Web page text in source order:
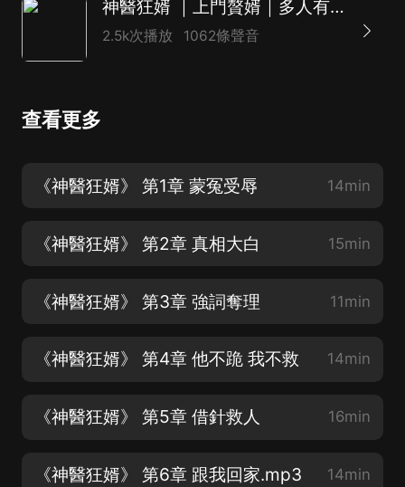
神醫狂婿 ｜上門贅婿｜多人有聲劇
2.5k次播放 1062條聲音
查看更多
《神醫狂婿》 第1章 蒙冤受辱 14min
《神醫狂婿》 第2章 真相大白 15min
《神醫狂婿》 第3章 強詞奪理 11min
《神醫狂婿》 第4章 他不跪 我不救 14min
《神醫狂婿》 第5章 借針救人 16min
《神醫狂婿》 第6章 跟我回家.mp3 14min